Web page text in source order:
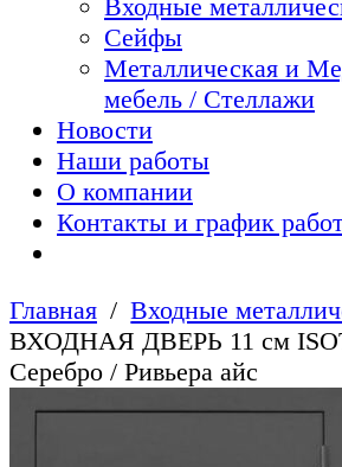
Входные
Сейфы
Металлическая и
мебель / Стеллажи
Новости
Наши работы
О компании
Контакты и график
Главная
Входные
ВХОДНАЯ ДВЕРЬ 11 см
Серебро / Ривьера айс